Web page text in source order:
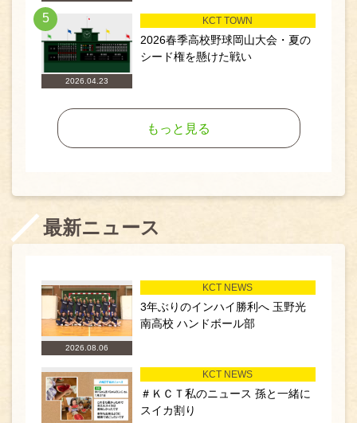
5
2026.04.23
KCT TOWN
2026春季高校野球岡山大会・夏の
シード権を懸けた戦い
もっと見る
最新ニュース
2026.08.06
KCT NEWS
3年ぶりのインハイ勝利へ 玉野光
南高校 ハンドボール部
KCT NEWS
＃ＫＣＴ私のニュース 孫と一緒に
スイカ割り